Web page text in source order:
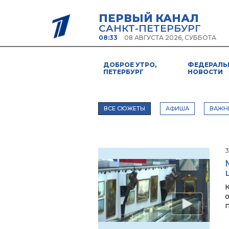
ПЕРВЫЙ КАНАЛ
САНКТ-ПЕТЕРБУРГ
08:33 08 АВГУСТА 2026, СУББОТА
ДОБРОЕ УТРО,
ПЕТЕРБУРГ
НОВОСТИ
ВСЕ СЮЖЕТЫ АФИША